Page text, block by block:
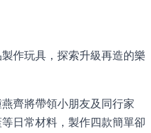
作玩具，探索升級再造的樂
齊將帶領小朋友及同行家
日常材料，製作四款簡單卻